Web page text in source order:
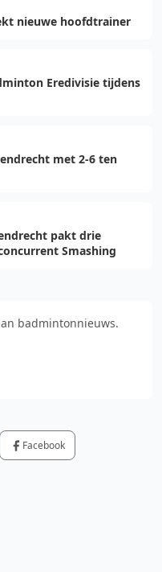
nieuwe hoofdtrainer
Eredivisie tijdens
met 2-6 ten
pakt drie
Smashing
badmintonnieuws.
Facebook